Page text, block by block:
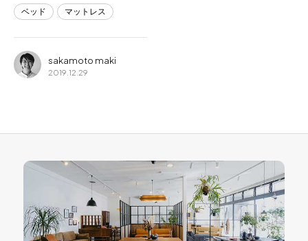
ベッド マットレス
sakamoto maki
2019.12.29